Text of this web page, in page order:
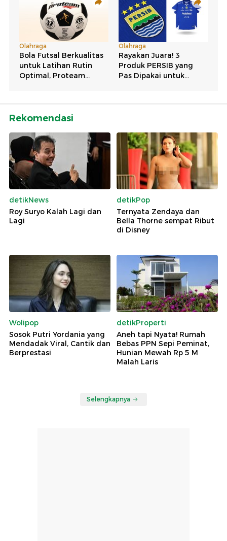
Rekomendasi
detikNews
Roy Suryo Kalah Lagi dan
Lagi
detikPop
Ternyata Zendaya dan
Bella Thorne sempat Ribut
di Disney
Wolipop
Sosok Putri Yordania yang
Mendadak Viral, Cantik dan
Berprestasi
detikProperti
Aneh tapi Nyata! Rumah
Bebas PPN Sepi Peminat,
Hunian Mewah Rp 5 M
Malah Laris
Selengkapnya